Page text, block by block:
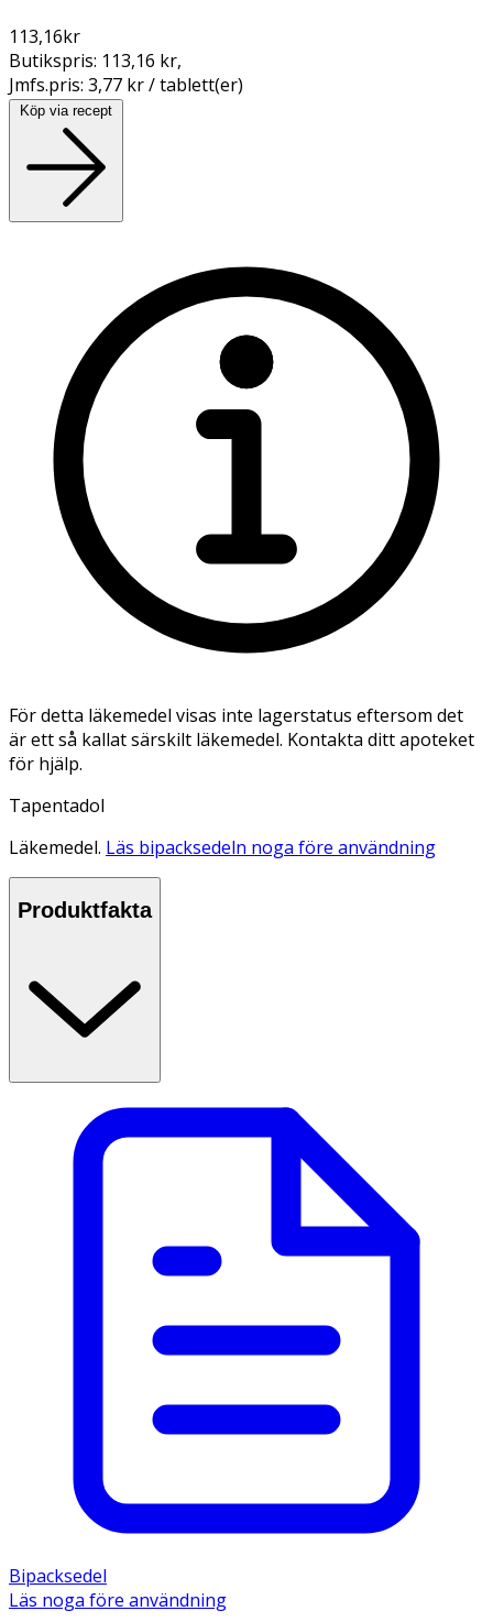
113,16kr
Butikspris: 113,16 kr,
Jmfs.pris: 3,77 kr / tablett(er)
Köp via recept
För detta läkemedel visas inte lagerstatus eftersom det
är ett så kallat särskilt läkemedel. Kontakta ditt apoteket
för hjälp.
Tapentadol
Läkemedel. Läs bipacksedeln noga före användning
Produktfakta
Bipacksedel
Läs noga före användning